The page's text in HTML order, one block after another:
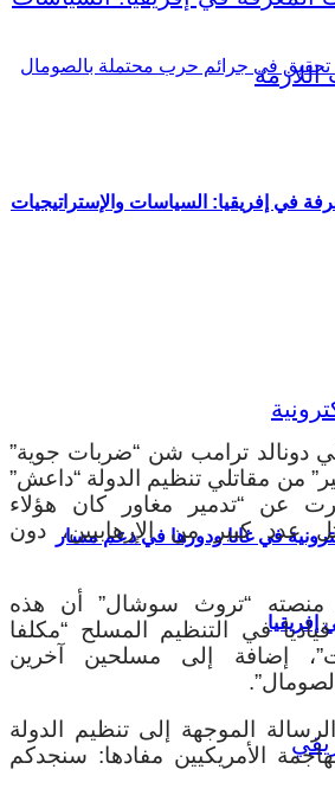
في إفريقيا: السياسات والإستراتيجيات
في غانا ودورها في دعم مسار
إفريقيا
دونالد ترامب شن “ضربات جوية”
من مقاتلي تنظيم الدولة “داعش”
عن “تدمير مغاور كان هؤلاء
عدد كبير من الإرهابيين، دون
منصته “تروث سوشال” أن هذه
في التنظيم المسلح “مكلفا
إضافة إلى مسلحين آخرين
الموجهة إلى تنظيم الدولة
الأمريكيين مفادها: سنجدكم